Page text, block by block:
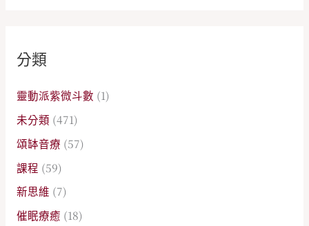
分類
靈動派紫微斗數 (1)
未分類 (471)
頌缽音療 (57)
課程 (59)
新思維 (7)
催眠療癒 (18)